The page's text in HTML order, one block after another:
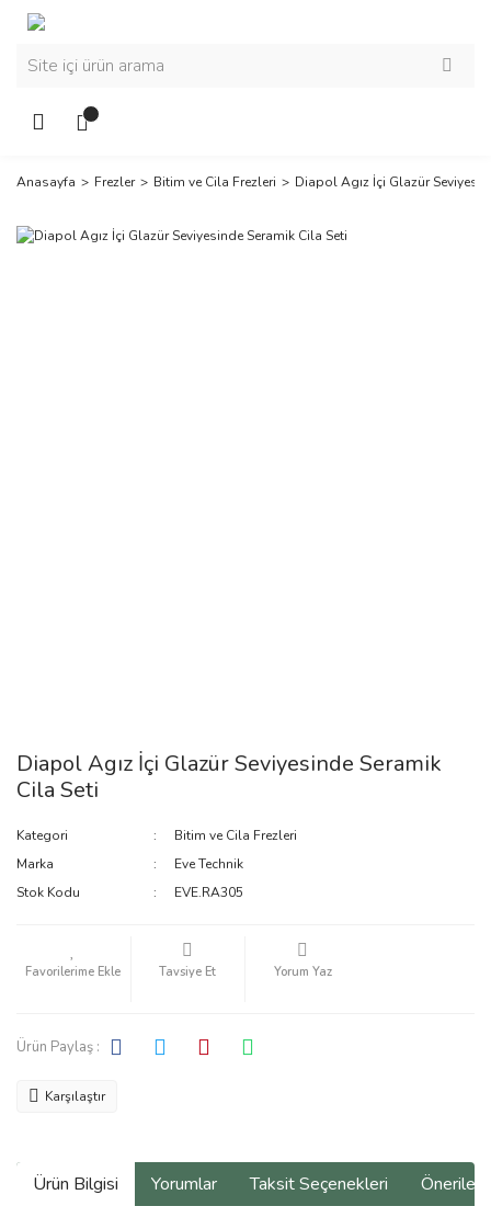
Anasayfa Frezler Bitim ve Cila Frezleri Diapol Agız İçi Glazür
Diapol Agız İçi Glazür Seviyesinde Seramik
Cila Seti
Kategori
Bitim ve Cila Frezleri
Marka
Eve Technik
Stok Kodu
EVE.RA305
Tavsiye Et Yorum Yaz
Ürün Paylaş :
Karşılaştır
Ürün Bilgisi Yorumlar Taksit Seçenekleri